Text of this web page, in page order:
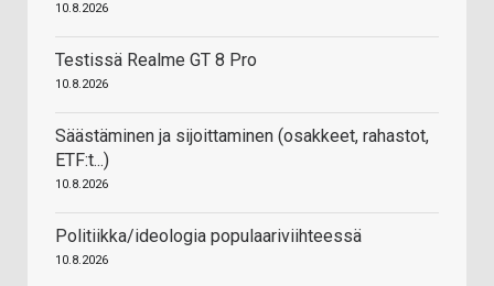
10.8.2026
Testissä Realme GT 8 Pro
10.8.2026
Säästäminen ja sijoittaminen (osakkeet, rahastot,
ETF:t...)
10.8.2026
Politiikka/ideologia populaariviihteessä
10.8.2026